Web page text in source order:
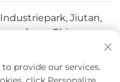
Jiutan,
China
provide our services.